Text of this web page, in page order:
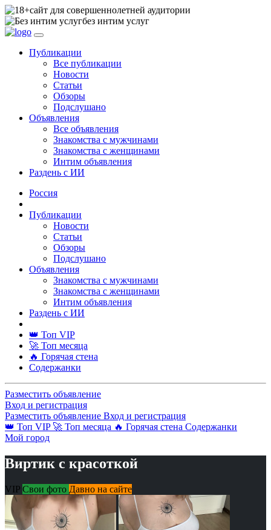
сайт для совершеннолетней аудитории
без интим услуг
Публикации
Все публикации
Новости
Статьи
Обзоры
Подслушано
Объявления
Все объявления
Знакомства с мужчинами
Знакомства с женщинами
Интим объявления
Раздень с ИИ
Россия
Публикации
Новости
Статьи
Обзоры
Подслушано
Объявления
Знакомства с мужчинами
Знакомства с женщинами
Интим объявления
Раздень с ИИ
👑 Топ VIP
🚀 Топ месяца
🔥 Горячая стена
Содержанки
Разместить объявление
Вход и регистрация
Разместить объявление Вход и регистрация
👑 Топ VIP 🚀 Топ месяца 🔥 Горячая стена Содержанки
Мой город
Виртик с красоткой
VIP Свои фото Давно на сайте